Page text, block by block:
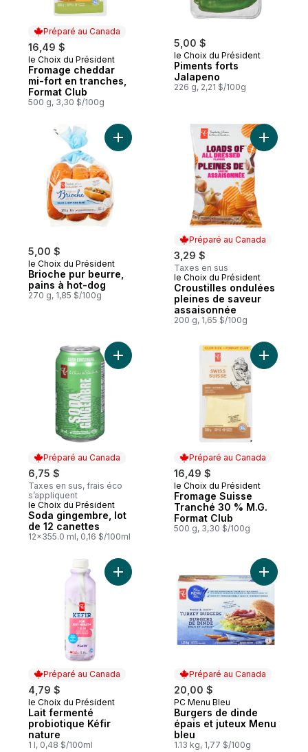
Préparé au Canada
16,49 $
Préparé au Canada
le Choix du Président
Fromage cheddar
mi-fort en tranches,
Format Club
500 g, 3,30 $/100g
5,00 $
le Choix du Président
Piments forts
Jalapeno
226 g, 2,21 $/100g
5,00 $
le Choix du Président
Brioche pur beurre,
pains à hot-dog
270 g, 1,85 $/100g
Ajouter Brioche pur beurre, pains à hot-
Préparé au Canada
3,29 $
Taxes en sus
Préparé au Canada
le Choix du Président
Croustilles ondulées
pleines de saveur
assaisonnée
200 g, 1,65 $/100g
Ajouter
Préparé au Canada
6,75 $
Taxes en sus, frais éco
s’appliquent
Préparé au Canada
le Choix du Président
Soda gingembre, lot
de 12 canettes
12x355.0 ml, 0,16 $/100ml
Ajouter Soda gingembre, lot de 12
Préparé au Canada
16,49 $
Préparé au Canada
le Choix du Président
Fromage Suisse
Tranché 30 % M.G.
Format Club
500 g, 3,30 $/100g
Ajouter
Préparé au Canada
4,79 $
Préparé au Canada
le Choix du Président
Lait fermenté
probiotique Kéfir
nature
1 l, 0,48 $/100ml
Ajouter Lait fermenté probiotique Kéfir
Préparé au Canada
20,00 $
Préparé au Canada
PC Menu Bleu
Burgers de dinde
épais et juteux Menu
bleu
1.13 kg, 1,77 $/100g
Ajouter